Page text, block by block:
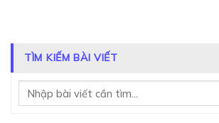
TÌM KIẾM BÀI VIẾT